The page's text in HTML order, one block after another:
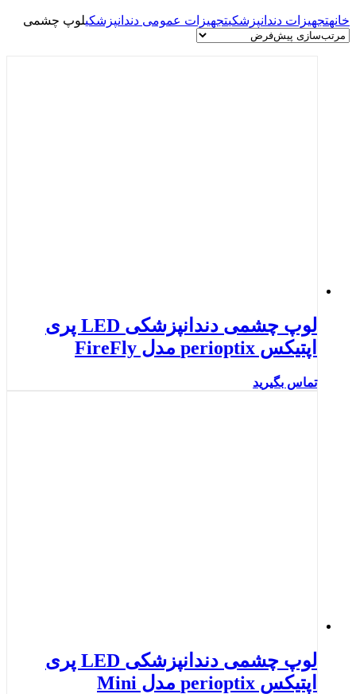
خانهتجهیزات دندانپزشکیتجهیزات عمومی دندانپزشکیلوپ چشمی
لوپ چشمی دندانپزشکی LED پری
اپتیکس perioptix مدل FireFly
تماس بگیرید
لوپ چشمی دندانپزشکی LED پری
اپتیکس perioptix مدل Mini